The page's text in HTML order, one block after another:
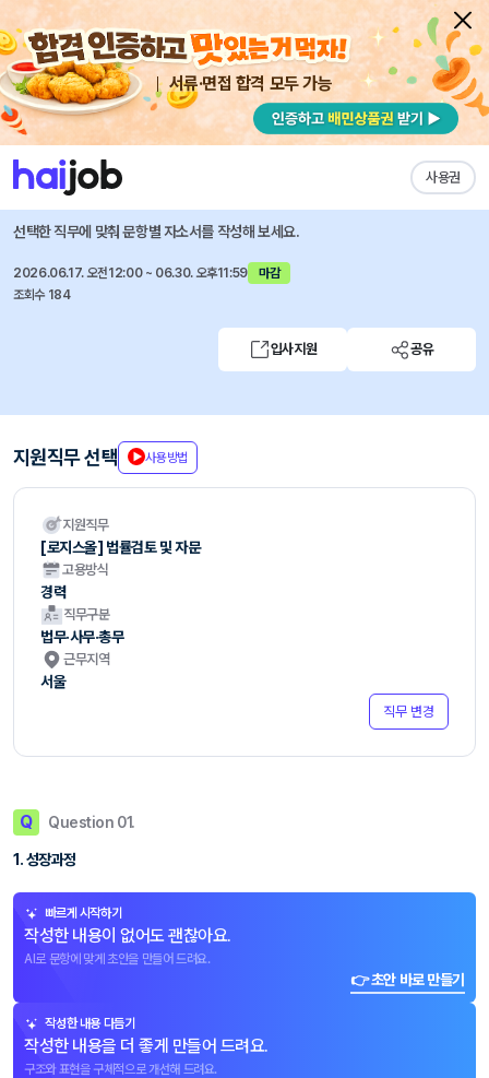
서류·면접 합격 모두 가능
사용권
채용공고 자소서 자유항목 자소서 내 작성목록
로지스올 즐겨찾기
경력사원 채용
선택한 직무에 맞춰 문항별 자소서를 작성해 보세요.
2026.06.17. 오전12:00 ~ 06.30. 오후11:59
마감
조회수 184
입사지원 공유
지원직무 선택 사용방법
지원직무
[로지스올] 법률검토 및 자문
고용방식
경력
직무구분
법무·사무·총무
근무지역
서울
직무 변경
Q Question 01.
1. 성장과정
빠르게 시작하기
작성한 내용이 없어도 괜찮아요.
AI로 문항에 맞게 초안을 만들어 드려요.
👉 초안 바로 만들기
작성한 내용 다듬기
작성한 내용을 더 좋게 만들어 드려요.
구조와 표현을 구체적으로 개선해 드려요.